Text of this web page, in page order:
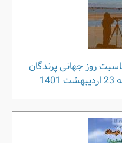
روز جهانی پرندگان